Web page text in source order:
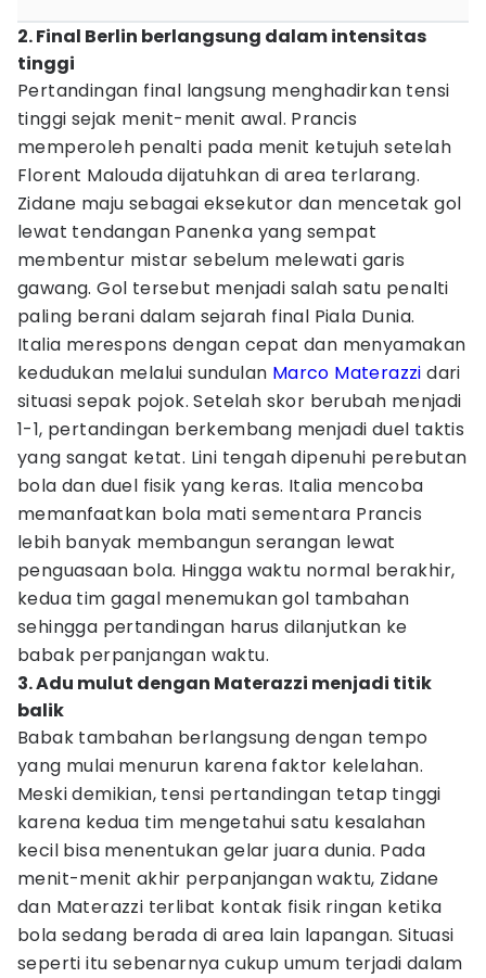
2. Final Berlin berlangsung dalam intensitas
tinggi
Pertandingan final langsung menghadirkan tensi
tinggi sejak menit-menit awal. Prancis
memperoleh penalti pada menit ketujuh setelah
Florent Malouda dijatuhkan di area terlarang.
Zidane maju sebagai eksekutor dan mencetak gol
lewat tendangan Panenka yang sempat
membentur mistar sebelum melewati garis
gawang. Gol tersebut menjadi salah satu penalti
paling berani dalam sejarah final Piala Dunia.
Italia merespons dengan cepat dan menyamakan
kedudukan melalui sundulan Marco Materazzi dari
situasi sepak pojok. Setelah skor berubah menjadi
1-1, pertandingan berkembang menjadi duel taktis
yang sangat ketat. Lini tengah dipenuhi perebutan
bola dan duel fisik yang keras. Italia mencoba
memanfaatkan bola mati sementara Prancis
lebih banyak membangun serangan lewat
penguasaan bola. Hingga waktu normal berakhir,
kedua tim gagal menemukan gol tambahan
sehingga pertandingan harus dilanjutkan ke
babak perpanjangan waktu.
3. Adu mulut dengan Materazzi menjadi titik
balik
Babak tambahan berlangsung dengan tempo
yang mulai menurun karena faktor kelelahan.
Meski demikian, tensi pertandingan tetap tinggi
karena kedua tim mengetahui satu kesalahan
kecil bisa menentukan gelar juara dunia. Pada
menit-menit akhir perpanjangan waktu, Zidane
dan Materazzi terlibat kontak fisik ringan ketika
bola sedang berada di area lain lapangan. Situasi
seperti itu sebenarnya cukup umum terjadi dalam